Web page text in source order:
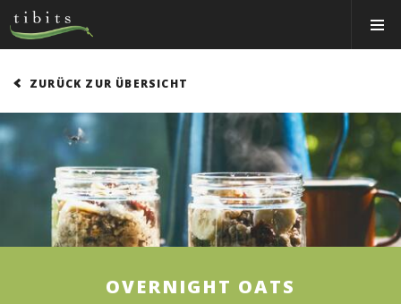
Tibits:
Home
Main
NEWS
ÜBER UNS
CATERING
Personal Login
ZURÜCK ZUR ÜBERSICHT
OVERNIGHT OATS